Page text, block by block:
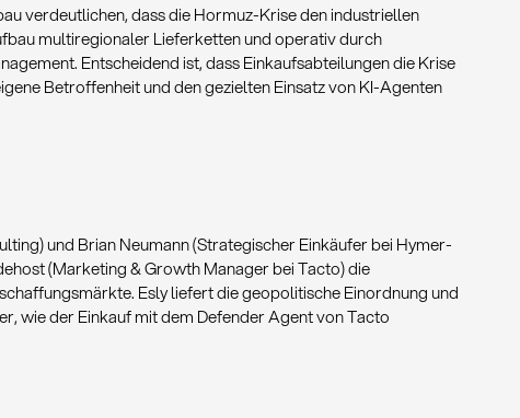
verdeutlichen, dass die Hormuz-Krise den industriellen
multiregionaler Lieferketten und operativ durch
Entscheidend ist, dass Einkaufsabteilungen die Krise
Betroffenheit und den gezielten Einsatz von KI-Agenten
und Brian Neumann (Strategischer Einkäufer bei Hymer-
(Marketing & Growth Manager bei Tacto) die
Esly liefert die geopolitische Einordnung und
wie der Einkauf mit dem Defender Agent von Tacto